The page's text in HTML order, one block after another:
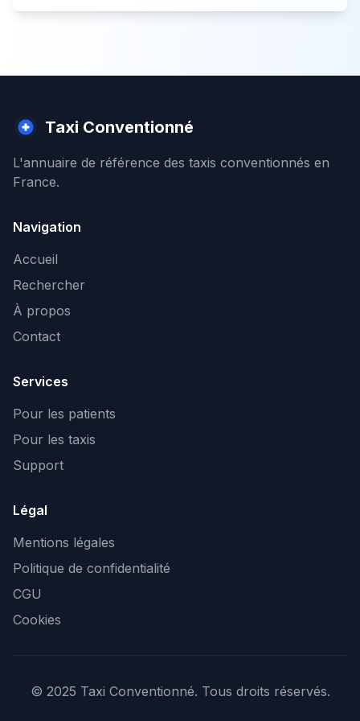
Taxi Conventionné
L'annuaire de référence des taxis conventionnés en
France.
Navigation
Accueil
Rechercher
À propos
Contact
Services
Pour les patients
Pour les taxis
Support
Légal
Mentions légales
Politique de confidentialité
CGU
Cookies
© 2025 Taxi Conventionné. Tous droits réservés.